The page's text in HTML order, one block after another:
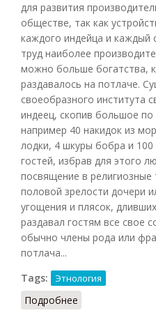
для развития
обществе, так как
каждого индейца и каждый
труд наиболее
можно больше богатства,
раздавалось на потлаче.
своеобразного института
индеец, скопив большое
например 40 накидок из
лодки, 4 шкуры бобра и
гостей, избрав для этого
посвящение в религиозные
половой зрелости дочери
угощения и плясок,
раздавал гостям все свое
обычно члены рода или
потлача...
Tags:
Этнология
Подробнее